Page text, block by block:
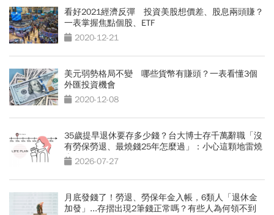
看好2021經濟反彈 投資美股想價差、股息兩頭賺？
一表掌握焦點個股、ETF
2020-12-21
美元弱勢格局不變 哪些貨幣有賺頭？一表看懂3個
外匯投資機會
2020-12-08
35歲提早退休要存多少錢？台大博士存千萬辭職「沒
有勞保勞退、最燒錢25年怎麼過」：小心這顆地雷燒
光存款
2026-07-27
月底發錢了！勞退、勞保年金入帳，6類人「退休金
加發」...存摺出現2筆錢正常嗎？有些人為何領不到